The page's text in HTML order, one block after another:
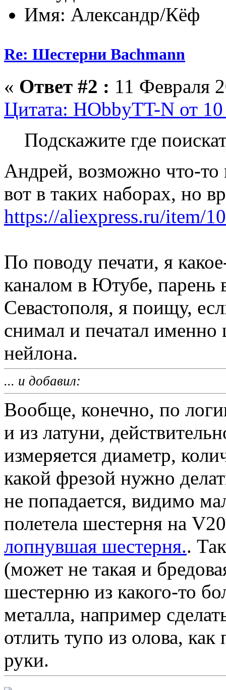
Имя: Александр/Кёф
Re: Шестерни Bachmann
« Ответ #2 : 11 Февраля
Цитата: HObbyTT-N от
Подскажите где
Андрей, возможно что-
вот в таких наборах, но
https://aliexpress.ru/item/
По поводу печати, я
каналом в Ютубе, парень
Севастополя, я поищу,
снимал и печатал
нейлона.
... и добавил:
Вообще, конечно, по
и из латуни,
измеряется диаметр,
какой фрезой нужно
не попадается, видимо
полетела шестерня на
лопнувшая шестерня..
(может не такая и
шестерню из какого-то
металла, например
отлить тупо из олова,
руки.